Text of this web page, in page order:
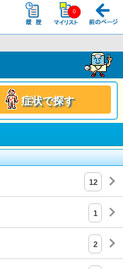
症状で探す
12
1
2